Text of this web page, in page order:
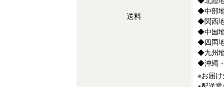
送料
◆中部
◆関西
◆中国
◆四国
◆九州
◆沖縄
※お届